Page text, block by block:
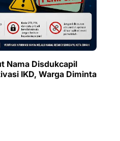
Nama Disdukcapil
IKD, Warga Diminta